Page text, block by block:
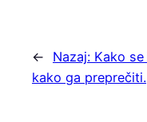
← Nazaj: Kako
kako ga preprečiti.